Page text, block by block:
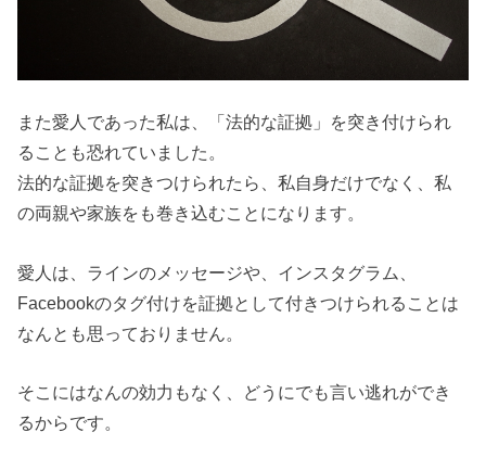
また愛人であった私は、「法的な証拠」を突き付けられ
ることも恐れていました。
法的な証拠を突きつけられたら、私自身だけでなく、私
の両親や家族をも巻き込むことになります。
愛人は、ラインのメッセージや、インスタグラム、
Facebookのタグ付けを証拠として付きつけられることは
なんとも思っておりません。
そこにはなんの効力もなく、どうにでも言い逃れができ
るからです。